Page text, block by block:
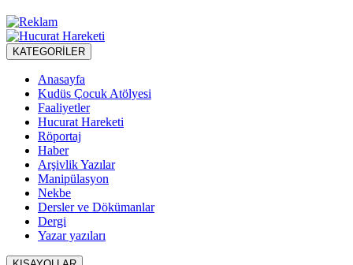
KATEGORİLER
Anasayfa
Kudüs Çocuk Atölyesi
Faaliyetler
Hucurat Hareketi
Röportaj
Haber
Arşivlik Yazılar
Manipülasyon
Nekbe
Dersler ve Dökümanlar
Dergi
Yazar yazıları